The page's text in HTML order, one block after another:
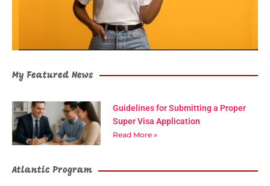
My Featured News
Guidelines for Submitting a Proper
Super Visa Application
Read More »
Atlantic Program